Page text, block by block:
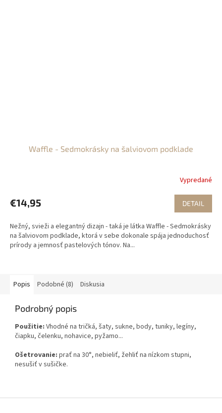
Waffle - Sedmokrásky na šalviovom podklade
Vypredané
€14,95 DETAIL
Nežný, svieži a elegantný dizajn - taká je látka Waffle - Sedmokrásky
na šalviovom podklade, ktorá v sebe dokonale spája jednoduchosť
prírody a jemnosť pastelových tónov. Na...
Popis Podobné (8) Diskusia
Podrobný popis
Použitie: Vhodné na tričká, šaty, sukne, body, tuniky, legíny,
čiapku, čelenku, nohavice, pyžamo...
Ošetrovanie: prať na 30°, nebieliť, žehliť na nízkom stupni,
nesušiť v sušičke.